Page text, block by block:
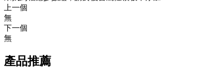
上一個
無
下一個
無
產品推薦